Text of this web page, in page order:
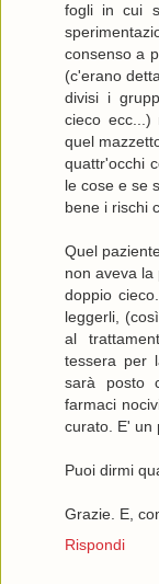
fogli in cui
consenso a
(c'erano
divisi i
cieco ecc...)
quel
quattr'occhi
le cose e se
bene i rischi
Quel
non aveva la
doppio
leggerli,
al
tessera per
sarà posto
farmaci
curato. E' un
Puoi dirmi
Grazie. E,
Rispondi